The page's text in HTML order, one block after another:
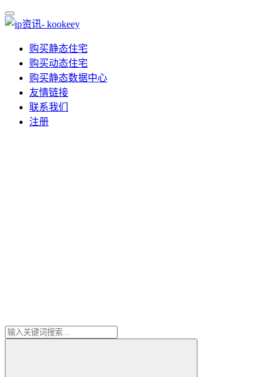
购买静态住宅
购买动态住宅
购买静态数据中心
友情链接
联系我们
注册